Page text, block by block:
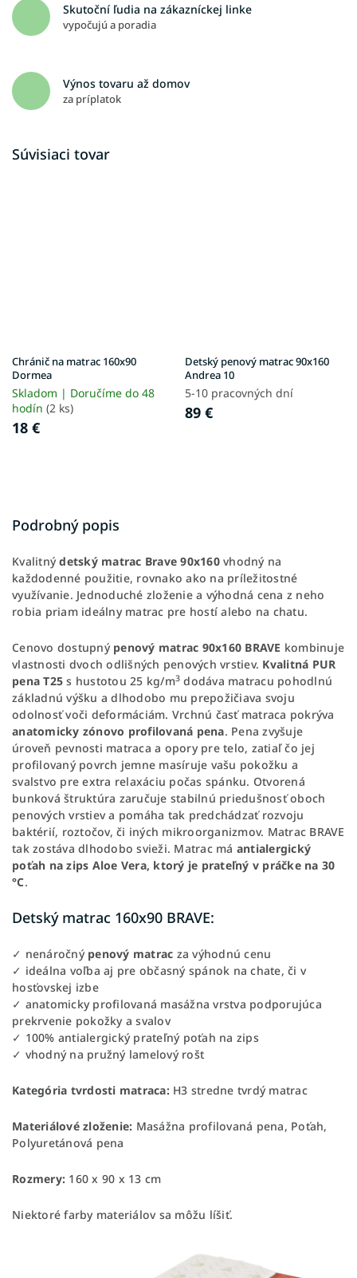
Skutoční ľudia na zákazníckej linke
vypočujú a poradia
Výnos tovaru až domov
za príplatok
Súvisiaci tovar
Chránič na matrac 160x90
Dormea
Skladom | Doručíme do 48
hodín (2 ks)
18 €
Detský penový matrac 90x160
Andrea 10
5-10 pracovných dní
89 €
Podrobný popis
Kvalitnýdetský matrac Brave 90x160vhodný na
každodenné použitie, rovnako ako na príležitostné
využívanie. Jednoduché zloženie a výhodná cena z neho
robia priam ideálny matrac pre hostí alebo na chatu.
Cenovo dostupný penový matrac 90x160 BRAVE kombinuje
vlastnosti dvoch odlišných penových vrstiev. Kvalitná PUR
pena T25 s hustotou 25 kg/m3 dodáva matracu pohodlnú
základnú výšku a dlhodobo mu prepožičiava svoju
odolnosť voči deformáciám. Vrchnú časť matraca pokrýva
anatomicky zónovo profilovaná pena. Pena zvyšuje
úroveň pevnosti matraca a opory pre telo, zatiaľ čo jej
profilovaný povrch jemne masíruje vašu pokožku a
svalstvo pre extra relaxáciu počas spánku. Otvorená
bunková štruktúra zaručuje stabilnú priedušnosť oboch
penových vrstiev a pomáha tak predchádzať rozvoju
baktérií, roztočov, či iných mikroorganizmov. Matrac BRAVE
tak zostáva dlhodobo svieži. Matrac má antialergický
poťah na zips Aloe Vera, ktorý je prateľný v práčke na 30
°C.
Detský matrac 160x90 BRAVE:
✓ nenáročnýpenový matrac za výhodnú cenu
✓ ideálna voľba aj pre občasný spánok na chate, či v
hosťovskej izbe
✓ anatomicky profilovaná masážna vrstva podporujúca
prekrvenie pokožky a svalov
✓ 100% antialergický prateľný poťah na zips
✓ vhodný na pružný lamelový rošt
Kategória tvrdosti matraca:H3 stredne tvrdý matrac
Materiálové zloženie: Masážna profilovaná pena, Poťah,
Polyuretánová pena
Rozmery: 160 x 90 x 13 cm
Niektoré farby materiálov sa môžu líšiť.